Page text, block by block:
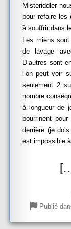
Misteriddler
pour refaire les
à souffrir dans
Les miens
de lavage
D’autres sont
l’on peut voir
seulement 2
nombre
à longueur de
bourrinent
derrière (je
est impossible
[
Publié